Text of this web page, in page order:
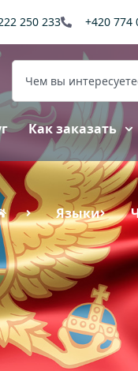
250 233 +420 774
Как заказать
Языки